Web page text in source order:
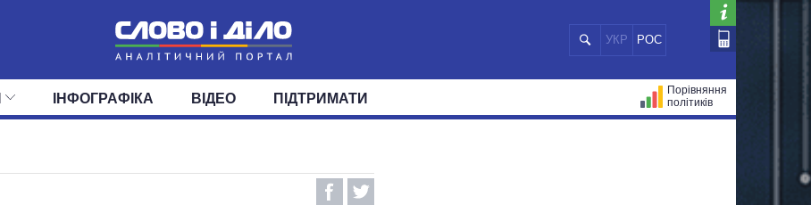
УКР РОС
СВІТ
ОКРУГИ
ІНФОГРАФІКА ВІДЕО ПІДТРИМАТИ
Порівняння
політиків